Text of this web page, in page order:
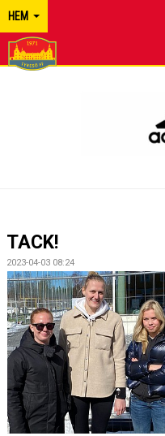
HEM
TACK!
2023-04-03 08:24